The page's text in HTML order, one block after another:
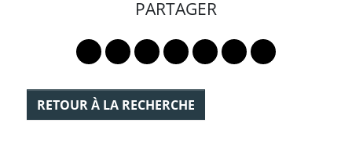
PARTAGER
Lien vers le profil Mastodon
Lien vers le profil Bluesky
Lien vers le profil Instagram
Lien vers le profil Linkedin
Lien vers le profil
Lien vers le profil
Partager par
RETOUR À LA RECHERCHE